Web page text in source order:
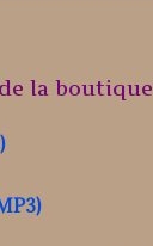
la boutique